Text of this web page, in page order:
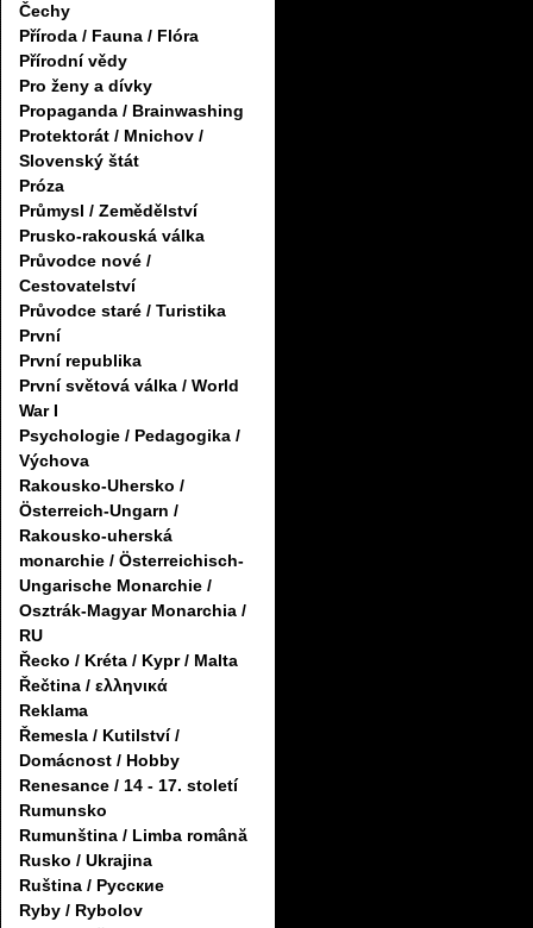
Čechy
Příroda / Fauna / Flóra
Přírodní vědy
Pro ženy a dívky
Propaganda / Brainwashing
Protektorát / Mnichov /
Slovenský štát
Próza
Průmysl / Zemědělství
Prusko-rakouská válka
Průvodce nové /
Cestovatelství
Průvodce staré / Turistika
První
První republika
První světová válka / World
War I
Psychologie / Pedagogika /
Výchova
Rakousko-Uhersko /
Österreich-Ungarn /
Rakousko-uherská
monarchie / Österreichisch-
Ungarische Monarchie /
Osztrák-Magyar Monarchia /
RU
Řecko / Kréta / Kypr / Malta
Řečtina / ελληνικά
Reklama
Řemesla / Kutilství /
Domácnost / Hobby
Renesance / 14 - 17. století
Rumunsko
Rumunština / Limba română
Rusko / Ukrajina
Ruština / Русские
Ryby / Rybolov